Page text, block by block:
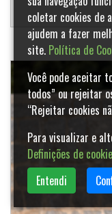
coletar cookies de
ajudem a fazer
site. Política de
Você pode aceitar
todos” ou rejeitar
“Rejeitar cookies
Para visualizar e
Definições de
Entendi